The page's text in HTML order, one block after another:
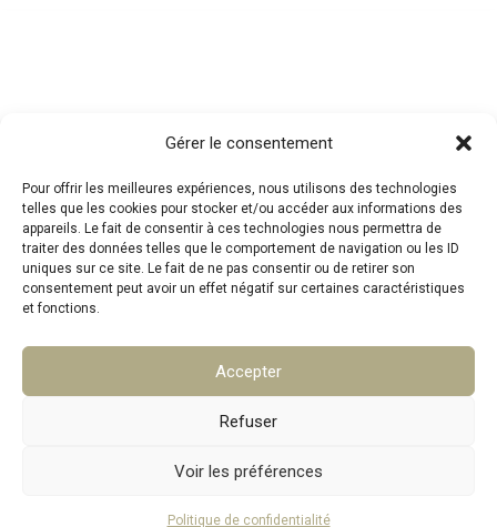
Gérer le consentement
Pour offrir les meilleures expériences, nous utilisons des technologies
telles que les cookies pour stocker et/ou accéder aux informations des
appareils. Le fait de consentir à ces technologies nous permettra de
traiter des données telles que le comportement de navigation ou les ID
uniques sur ce site. Le fait de ne pas consentir ou de retirer son
consentement peut avoir un effet négatif sur certaines caractéristiques
et fonctions.
Accepter
Refuser
Voir les préférences
Politique de confidentialité
Téléphone : 07.83.05.00.26
Mail :mpa@srat.fr
Copyright © 2026 SRAT
Politique de confidentialité